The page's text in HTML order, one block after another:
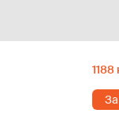
1188